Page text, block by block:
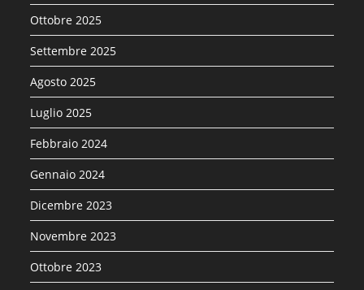
Ottobre 2025
Settembre 2025
Agosto 2025
Luglio 2025
Febbraio 2024
Gennaio 2024
Dicembre 2023
Novembre 2023
Ottobre 2023